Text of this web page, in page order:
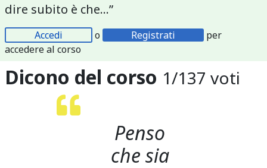
dire subito è che…”
Accedi o Registrati
per
accedere al corso
Dicono del corso 1/137 voti
Penso
che sia